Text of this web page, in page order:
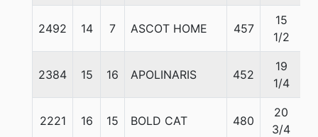
2492 14 7 ASCOT HOME 457
15
1/2
2384 15 16 APOLINARIS 452
19
1/4
2221 16 15 BOLD CAT 480
20
3/4